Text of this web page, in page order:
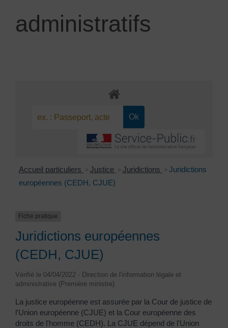
administratifs
Accueil particuliers > Justice > Juridictions > Juridictions
européennes (CEDH, CJUE)
Fiche pratique
Juridictions européennes
(CEDH, CJUE)
Vérifié le 04/04/2022 - Direction de l'information légale et
administrative (Première ministre)
La justice européenne est assurée par la Cour de justice de
l'Union européenne (CJUE) et la Cour européenne des
droits de l'homme (CEDH). La CJUE dépend de l'Union